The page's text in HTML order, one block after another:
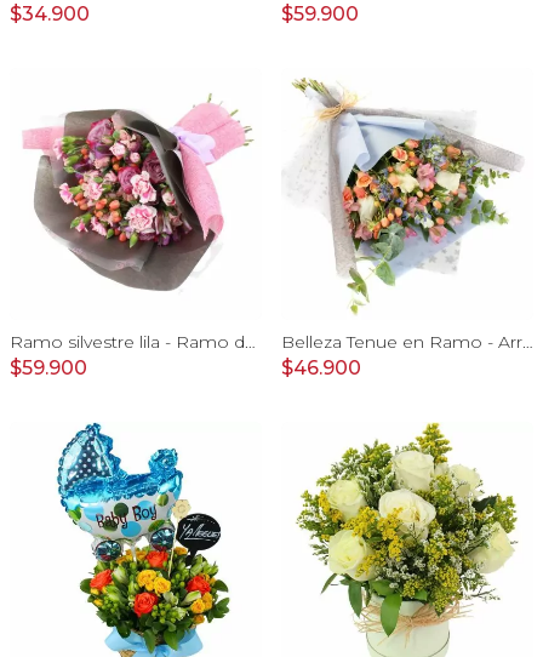
$34.900 $59.900
Ramo silvestre lila - Ramo de flores circular con rosas, claveles, astromelias, mini rosas e hypericum rosado
$59.900
Belleza Tenue en Ramo - Arreglo de rosas blancas, delfinium azul, astromelias y eucaliptus
$46.900